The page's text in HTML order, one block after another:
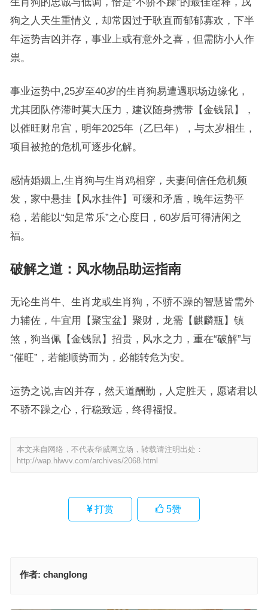
狗之人天生重情义，却常因过于耿直而郁郁寡欢，下半
年运势吉凶并存，事业上或有意外之喜，但需防小人作
祟。
事业运势中,25岁至40岁的生肖狗易遭遇职场边缘化，
尤其团队停滞时莫大压力，建议随身携带【金钱鼠】，
以催旺财帛宫，明年2025年（乙巳年），与太岁相生，
项目被抢的危机可逐步化解。
感情婚姻上,生肖狗与生肖鸡相穿，夫妻间信任危机频
发，家中悬挂【风水挂件】可缓和矛盾，晚年运势平
稳，若能以“知足常乐”之心度日，60岁后可得清闲之
福。
破解之道：风水物品助运指南
无论生肖牛、生肖龙或生肖狗，不骄不躁的智慧皆需外
力辅佐，牛宜用【聚宝盆】聚财，龙需【麒麟瓶】镇
煞，狗当佩【金钱鼠】招贵，风水之力，重在“破解”与
“催旺”，若能顺势而为，必能转危为安。
运势之说,吉凶并存，然天道酬勤，人定胜天，愿诸君以
不骄不躁之心，行稳致远，终得福报。
本文来自网络，不代表华威网立场，转载请注明出处：
http://wap.hlwvv.com/archives/2068.html
打赏 5赞
作者: changlong